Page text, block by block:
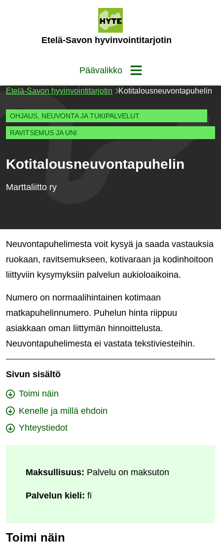
Etelä-Savon hyvinvointitarjotin
Päävalikko
Etelä-Savon hyvinvointitarjotin Kotitalousneuvontapuhelin
OHJAUS, NEUVONTA JA TUKIPALVELUT
RAVITSEMUS JA UNI
Kotitalousneuvontapuhelin
Marttaliitto ry
Neuvontapuhelimesta voit kysyä ja saada vastauksia
ruokaan, ravitsemukseen, kotivaraan ja kodinhoitoon
liittyviin kysymyksiin palvelun aukioloaikoina.
Numero on normaalihintainen kotimaan
matkapuhelinnumero. Puhelun hinta riippuu
asiakkaan oman liittymän hinnoittelusta.
Neuvontapuhelimesta ei vastata tekstiviesteihin.
Sivun sisältö
Toimi näin
Kenelle ja millä ehdoin
Yhteystiedot
Maksullisuus: Palvelu on maksuton
Palvelun kieli: fi
Toimi näin